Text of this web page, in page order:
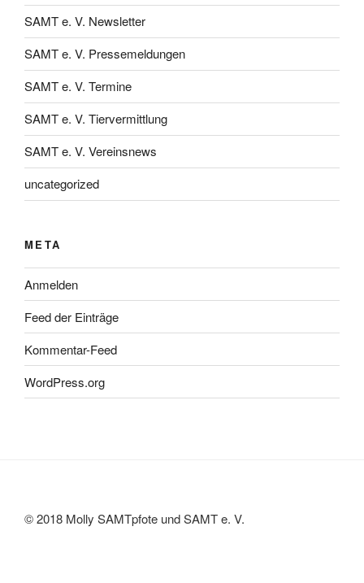
SAMT e. V. Newsletter
SAMT e. V. Pressemeldungen
SAMT e. V. Termine
SAMT e. V. Tiervermittlung
SAMT e. V. Vereinsnews
uncategorized
META
Anmelden
Feed der Einträge
Kommentar-Feed
WordPress.org
© 2018 Molly SAMTpfote und SAMT e. V.